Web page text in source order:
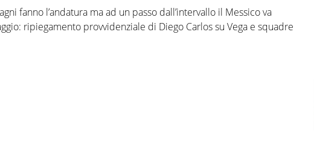
fanno l’andatura ma ad un passo dall’intervallo il Messico va
ripiegamento provvidenziale di Diego Carlos su Vega e squadre